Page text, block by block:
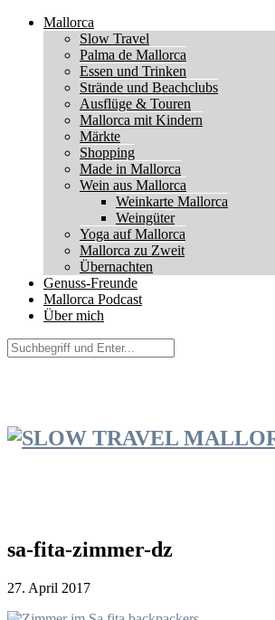
Mallorca
Slow Travel
Palma de Mallorca
Essen und Trinken
Strände und Beachclubs
Ausflüge & Touren
Mallorca mit Kindern
Märkte
Shopping
Made in Mallorca
Wein aus Mallorca
Weinkarte Mallorca
Weingüter
Yoga auf Mallorca
Mallorca zu Zweit
Übernachten
Genuss-Freunde
Mallorca Podcast
Über mich
sa-fita-zimmer-dz
27. April 2017